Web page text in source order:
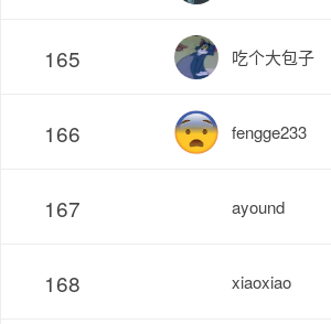
165 吃个大包子
166 fengge233
167 ayound
168 xiaoxiao